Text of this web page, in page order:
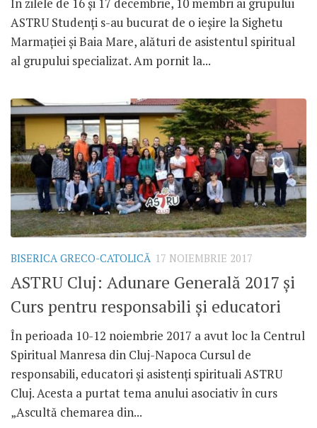
ASTRU Studenți s-au bucurat de o ieșire la Sighetu
Marmației și Baia Mare, alături de asistentul spiritual
al grupului specializat. Am pornit la...
BISERICA GRECO-CATOLICĂ 17 NOIEMBRIE 2017
ASTRU Cluj: Adunare Generală 2017 și
Curs pentru responsabili și educatori
În perioada 10-12 noiembrie 2017 a avut loc la Centrul
Spiritual Manresa din Cluj-Napoca Cursul de
responsabili, educatori și asistenți spirituali ASTRU
Cluj. Acesta a purtat tema anului asociativ în curs
„Ascultă chemarea din...